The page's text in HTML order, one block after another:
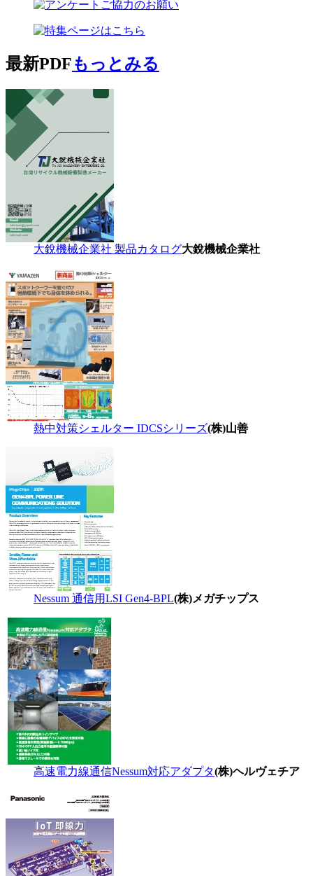
最新PDFもっとみる
大銳機械企業社 製品カタログ大銳機械企業社
熱中対策シェルター IDCSシリーズ(株)山善
Nessum 通信用LSI Gen4-BPL(株)メガチップス
高速電力線通信Nessum対応アダプタ(株)ヘルヴェチア